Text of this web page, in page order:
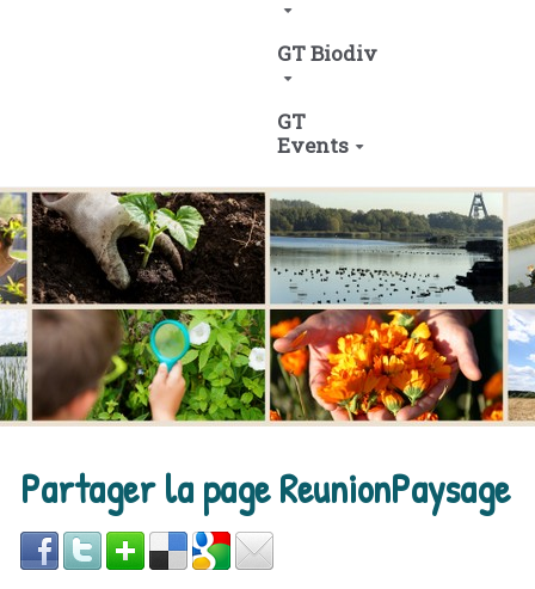
GT Biodiv
GT
Events
Partager la page ReunionPaysage